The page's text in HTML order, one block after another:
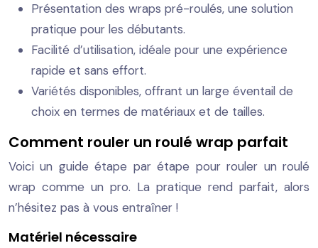
Présentation des wraps pré-roulés, une solution
pratique pour les débutants.
Facilité d’utilisation, idéale pour une expérience
rapide et sans effort.
Variétés disponibles, offrant un large éventail de
choix en termes de matériaux et de tailles.
Comment rouler un roulé wrap parfait
Voici un guide étape par étape pour rouler un roulé
wrap comme un pro. La pratique rend parfait, alors
n’hésitez pas à vous entraîner !
Matériel nécessaire